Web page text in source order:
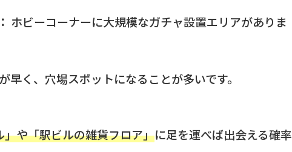
ホビーコーナーに大規模なガチャ設置エリアがありま
早く、穴場スポットになることが多いです。
や「駅ビルの雑貨フロア」に足を運べば出会える確率